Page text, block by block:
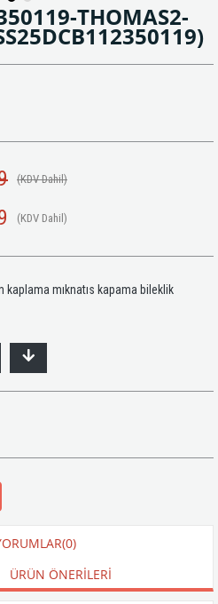
THOMAS2-
(KDV Dahil)
(KDV Dahil)
kaplama mıknatıs kapama bileklik
(0)
ÜRÜN ÖNERILERI